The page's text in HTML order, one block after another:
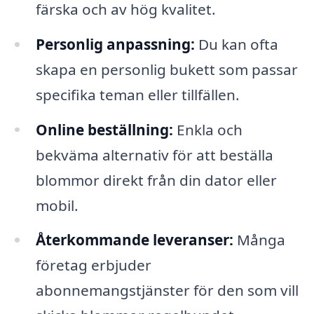
färska och av hög kvalitet.
Personlig anpassning: Du kan ofta
skapa en personlig bukett som passar
specifika teman eller tillfällen.
Online beställning: Enkla och
bekväma alternativ för att beställa
blommor direkt från din dator eller
mobil.
Återkommande leveranser: Många
företag erbjuder
abonnemangstjänster för den som vill